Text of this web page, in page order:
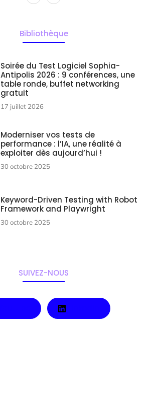
Bibliothèque
Soirée du Test Logiciel Sophia-
Antipolis 2026 : 9 conférences, une
table ronde, buffet networking
gratuit
17 juillet 2026
Moderniser vos tests de
performance : l’IA, une réalité à
exploiter dès aujourd’hui !
30 octobre 2025
Keyword-Driven Testing with Robot
Framework and Playwright
30 octobre 2025
SUIVEZ-NOUS